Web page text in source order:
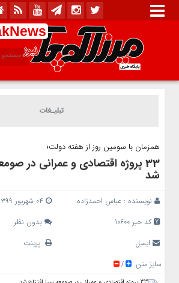
همزمان با سومین روز از هفته دولت؛
33 پروژه اقتصادی و عمرانی در
شد
نویسنده : عباس احمدزاده
کد خبر 10600
بدون نظر
ایمیل
پرینت
سایز متن
/